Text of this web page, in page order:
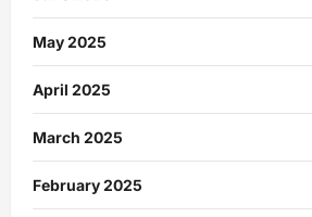
May 2025
April 2025
March 2025
February 2025